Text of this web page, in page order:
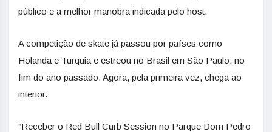
público e a melhor manobra indicada pelo host.
A competição de skate já passou por países como
Holanda e Turquia e estreou no Brasil em São Paulo, no
fim do ano passado. Agora, pela primeira vez, chega ao
interior.
“Receber o Red Bull Curb Session no Parque Dom Pedro